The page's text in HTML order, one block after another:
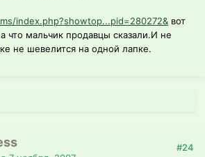
index.php?showtop...pid=280272& вот
что мальчик продавцы сказали.И не
не шевелится на одной лапке.
#24